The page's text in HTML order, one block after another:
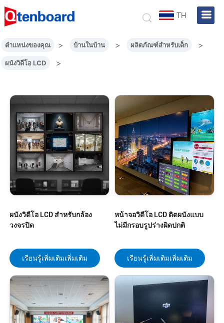
TH
ตำแหน่งของคุณ > บ้านในบ้าน > ผลิตภัณฑ์สำหรับเด็ก >
ผนังวิดีโอ LCD >
ผนังวิดีโอ LCD สำหรับกล้อง
วงจรปิด
เรียนรู้เพิ่มเติมเพิ่มเติม
หน้าจอวิดีโอ LCD ติดผนังแบบ
ไม่มีกรอบรูปร่างผิดปกติ
เรียนรู้เพิ่มเติมเพิ่มเติม